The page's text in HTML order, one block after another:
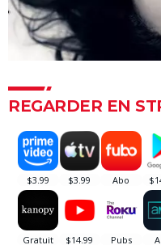
REGARDER EN